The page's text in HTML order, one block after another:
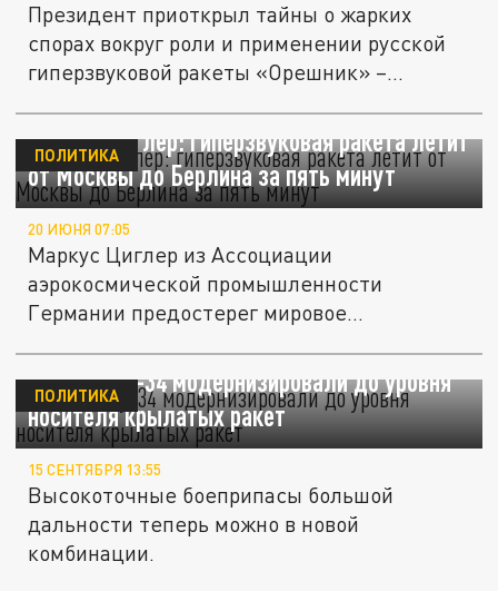
Президент приоткрыл тайны о жарких
спорах вокруг роли и применении русской
гиперзвуковой ракеты «Орешник» –...
Маркус Циглер: гиперзвуковая ракета летит
от Москвы до Берлина за пять минут
ПОЛИТИКА
20 ИЮНЯ 07:05
Маркус Циглер из Ассоциации
аэрокосмической промышленности
Германии предостерег мировое
Русский Су-34 модернизировали до уровня
носителя крылатых ракет
ПОЛИТИКА
15 СЕНТЯБРЯ 13:55
Высокоточные боеприпасы большой
дальности теперь можно в новой
комбинации.